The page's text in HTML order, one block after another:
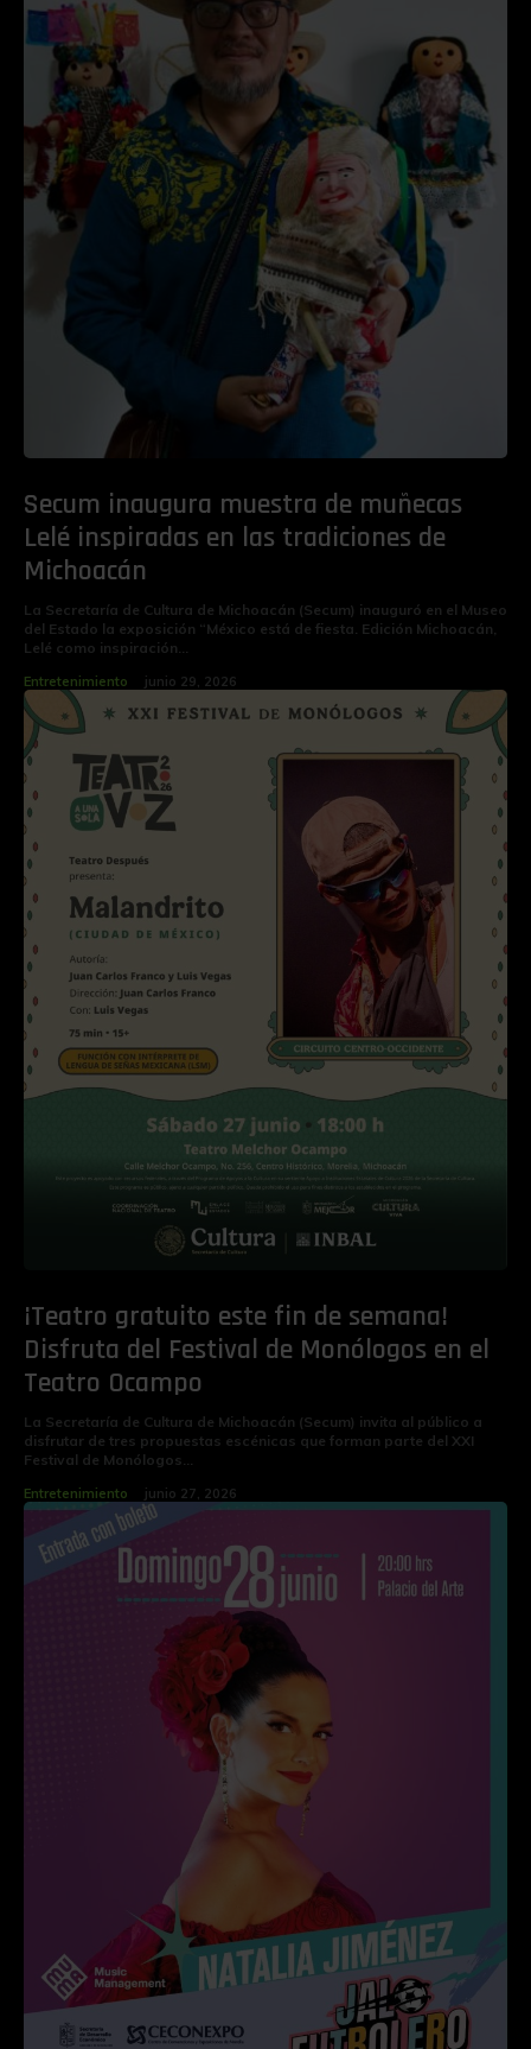
Secum inaugura muestra de muñecas
Lelé inspiradas en las tradiciones de
Michoacán
La Secretaría de Cultura de Michoacán (Secum) inauguró en el Museo
del Estado la exposición “México está de fiesta. Edición Michoacán,
Lelé como inspiración...
Entretenimiento junio 29, 2026
¡Teatro gratuito este fin de semana!
Disfruta del Festival de Monólogos en el
Teatro Ocampo
La Secretaría de Cultura de Michoacán (Secum) invita al público a
disfrutar de tres propuestas escénicas que forman parte del XXI
Festival de Monólogos...
Entretenimiento junio 27, 2026